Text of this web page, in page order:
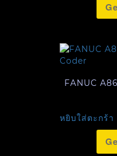
FANUC
หยิบใส่ตะกร้า